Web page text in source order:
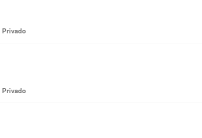
Privado
Privado